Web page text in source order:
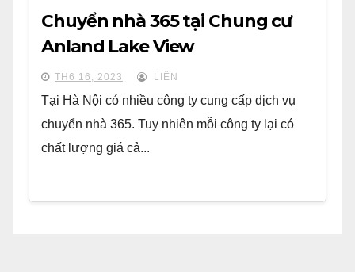
Chuyển nhà 365 tại Chung cư
Anland Lake View
TH6 16, 2023 LIÊN
Tại Hà Nội có nhiều công ty cung cấp dịch vụ
chuyển nhà 365. Tuy nhiên mỗi công ty lại có
chất lượng giá cả...